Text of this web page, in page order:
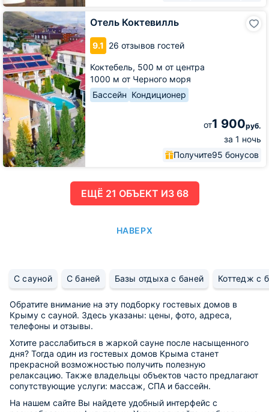
Отель Коктевилль
9.1 26 отзывов гостей
Коктебель, 500 м от центра
1000 м от Черного моря
Бассейн Кондиционер
от1 900руб.
за 1 ночь
Получите95 бонусов
Отель
Коктевилль
ЕЩË 21 ОБЪЕКТ ИЗ 68
НАВЕРХ
С сауной С баней Базы отдыха с баней Коттедж с
Обратите внимание на эту подборку гостевых домов в
Крыму с сауной. Здесь указаны: цены, фото, адреса,
телефоны и отзывы.
Хотите расслабиться в жаркой сауне после насыщенного
дня? Тогда один из гостевых домов Крыма станет
прекрасной возможностью получить полезную
релаксацию. Также владельцы объектов часто предлагают
сопутствующие услуги: массаж, СПА и бассейн.
На нашем сайте Вы найдете удобный интерфейс с